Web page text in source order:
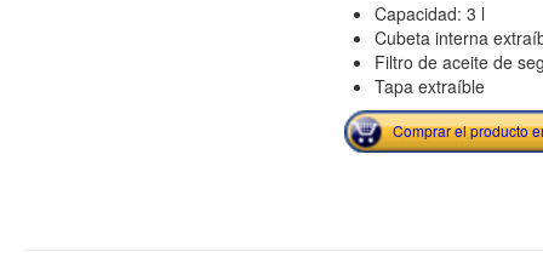
Capacidad: 3 l
Cubeta interna
Filtro de aceite de
Tapa extraíble
Comprar el producto